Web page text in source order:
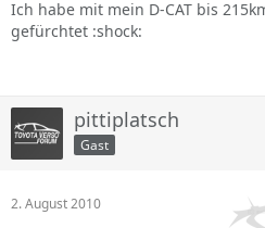
Ich habe mit mein D-CAT bis
gefürchtet :shock:
pittiplatsch
Gast
2. August 2010